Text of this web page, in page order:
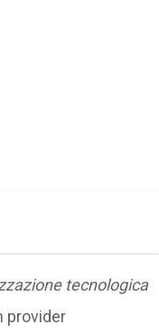
tecnologica
provider